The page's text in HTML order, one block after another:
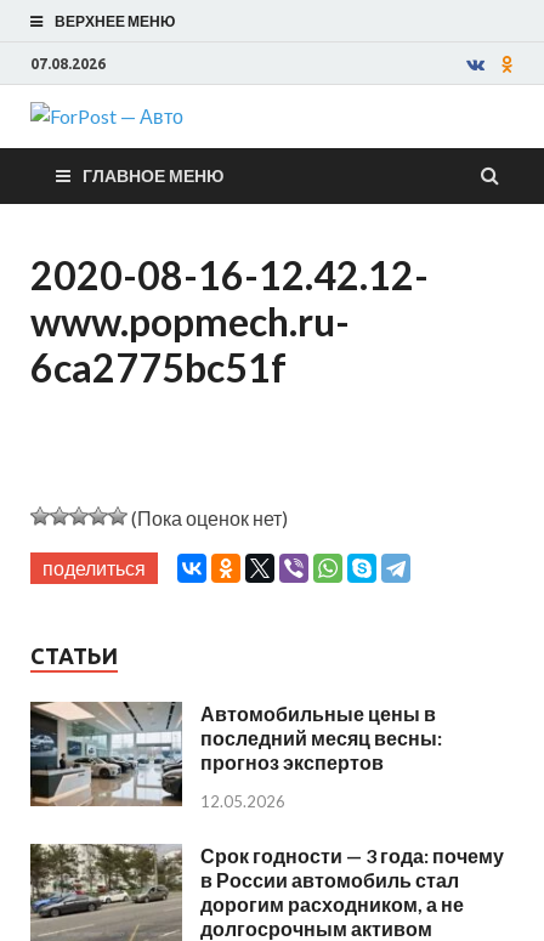
ВЕРХНЕЕ МЕНЮ
07.08.2026
ForPost —
Авто
ГЛАВНОЕ МЕНЮ
2020-08-16-12.42.12-
www.popmech.ru-
6ca2775bc51f
(Пока оценок нет)
поделиться
СТАТЬИ
Автомобильные цены в
последний месяц весны:
прогноз экспертов
12.05.2026
Срок годности — 3 года: почему
в России автомобиль стал
дорогим расходником, а не
долгосрочным активом